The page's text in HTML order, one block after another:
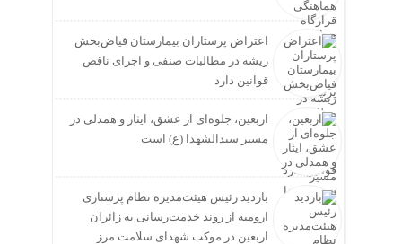
اعتراض پرستاران بیمارستان فیاض‌بخش
ریشه در مطالبات صنفی و اجرای ناقص
قوانین دارد
اربعین، جلوه‌ای از عشق، ایثار و همدلی در
مسیر سیدالشهدا (ع) است
بازدید رئیس هیئت‌مدیره نظام پرستاری
ارومیه از روند خدمت‌رسانی به زائران
اربعین در موکب شهدای سلامت مرز